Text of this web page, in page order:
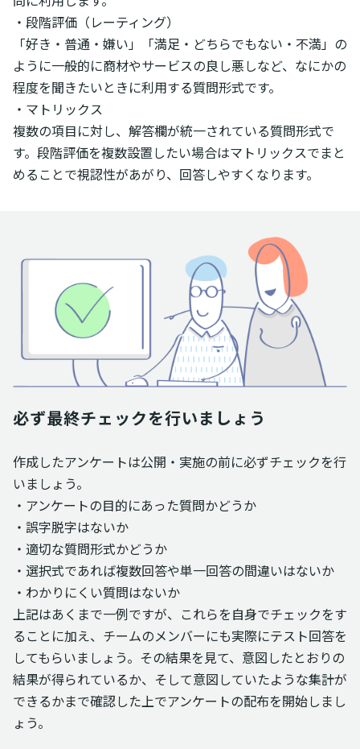
・段階評価（レーティング）
「好き・普通・嫌い」「満足・どちらでもない・不満」の
ように一般的に商材やサービスの良し悪しなど、なにかの
程度を聞きたいときに利用する質問形式です。
・マトリックス
複数の項目に対し、解答欄が統一されている質問形式で
す。段階評価を複数設置したい場合はマトリックスでまと
めることで視認性があがり、回答しやすくなります。
必ず最終チェックを行いましょう
作成したアンケートは公開・実施の前に必ずチェックを行
いましょう。
・アンケートの目的にあった質問かどうか
・誤字脱字はないか
・適切な質問形式かどうか
・選択式であれば複数回答や単一回答の間違いはないか
・わかりにくい質問はないか
上記はあくまで一例ですが、これらを自身でチェックをす
ることに加え、チームのメンバーにも実際にテスト回答を
してもらいましょう。その結果を見て、意図したとおりの
結果が得られているか、そして意図していたような集計が
できるかまで確認した上でアンケートの配布を開始しまし
ょう。